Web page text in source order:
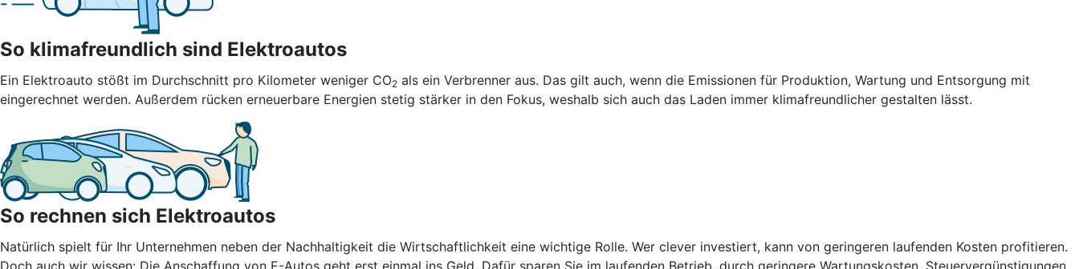
So klimafreundlich sind Elektroautos
Ein Elektroauto stößt im Durchschnitt pro Kilometer weniger CO2 als ein Verbrenner aus. Das gilt auch, wenn die Emissionen für Produktion, Wartung und Entsorgung mit
eingerechnet werden. Außerdem rücken erneuerbare Energien stetig stärker in den Fokus, weshalb sich auch das Laden immer klimafreundlicher gestalten lässt.
So rechnen sich Elektroautos
Natürlich spielt für Ihr Unternehmen neben der Nachhaltigkeit die Wirtschaftlichkeit eine wichtige Rolle. Wer clever investiert, kann von geringeren laufenden Kosten profitieren.
Doch auch wir wissen: Die Anschaffung von E-Autos geht erst einmal ins Geld. Dafür sparen Sie im laufenden Betrieb, durch geringere Wartungskosten, Steuervergünstigungen